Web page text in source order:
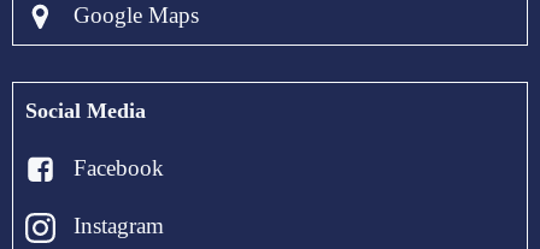
Google Maps
Social Media
Facebook
Instagram